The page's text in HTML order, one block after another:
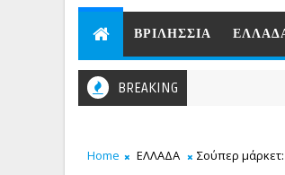
ΒΡΙΛΗΣΣΙΑ
BREAKING
Home ΕΛΛΑΔΑ Σούπερ